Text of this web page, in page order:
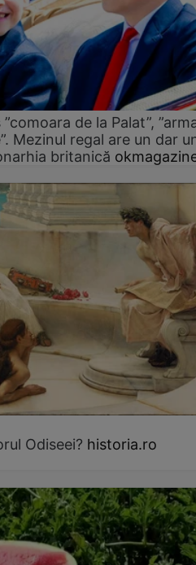
de la Palat”,
Mezinul regal are un dar
britanică
Odiseei? historia.ro